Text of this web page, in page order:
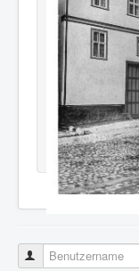
Benutzername